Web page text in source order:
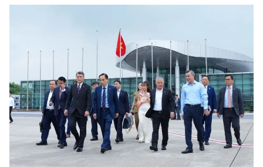
Media Thể thao
Media Giáo dục
Media Y tế
Media Khoa học - Công nghệ
Media Môi trường